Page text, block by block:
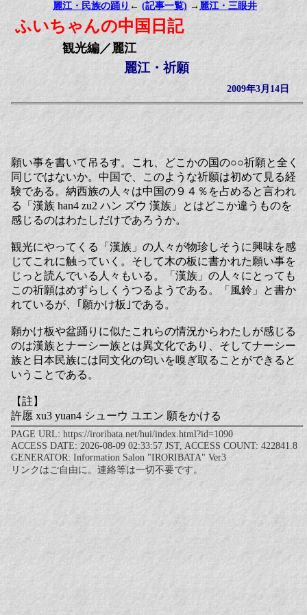
麗江・民族の踊り ← (記事一覧) → 麗江・三眼井
ふいちゃんの中国日記
観光編／麗江
麗江・祈願
2009年3月14日
願い事を書いて吊るす。これ、どこかの国の○○祈願と全く
同じではないか。中国で、このような祈願は初めて見る経
験である。納西族の人々は中国の９４％を占めると言われ
る「漢族 han4 zu2 ハン ズウ 漢族」とはどこか違うものを
感じるのはわたしだけであろうか。
観光にやってくる「漢族」の人々が物珍しそうに興味を感
じてこれに触っていく。そして木の板に書かれた願い事を
じっと読んでいる人々もいる。「漢族」の人々にとっても
この祈願はめずらしくうつるようである。「風鈴」と書か
れているが、｢願かけ板｣である。
願かけ板や盆踊りに似たこれらの情況からわたしが感じる
のは漢族とナーシー族とは異文化であり、そしてナーシー
族と日本民族には同文化の匂いを嗅ぎ取ることができると
いうことである。
【註】
許愿 xu3 yuan4 シューウ ユエン 願をかける